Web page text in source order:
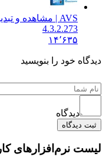
4.3.2.273
۱۴٬۶۳۵
خود را بنویسید
نرم‌افزارهای کاربردی